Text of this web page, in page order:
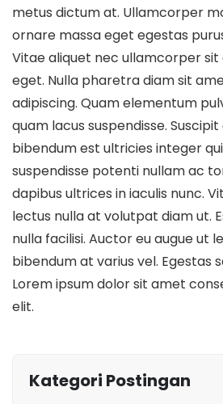
metus dictum at. Ullamcorper
ornare massa eget egestas
Vitae aliquet nec ullamcorper sit
eget. Nulla pharetra diam sit
adipiscing. Quam elementum
quam lacus suspendisse.
bibendum est ultricies integer
suspendisse potenti nullam ac
dapibus ultrices in iaculis nunc.
lectus nulla at volutpat diam ut.
nulla facilisi. Auctor eu augue ut
bibendum at varius vel. Egestas
Lorem ipsum dolor sit amet
elit.
Kategori Postingan